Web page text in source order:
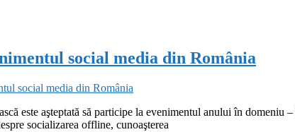
social media din România
este aşteptată să participe la evenimentul anului în
socializarea offline, cunoaşterea